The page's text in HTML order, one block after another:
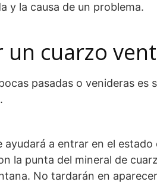
y la causa de un problema.
un cuarzo
pasadas o venideras es
.
a entrar en el
la punta del mineral de
No tardarán en